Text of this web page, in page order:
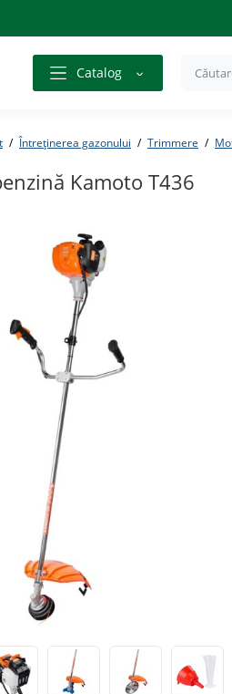
Catalog
Întreținerea gazonului Trimmere
Kamoto T436